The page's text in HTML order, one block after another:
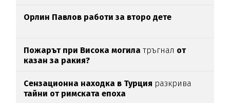
Орлин Павлов работи за второ дете
Пожарът при Висока могила тръгнал от
казан за ракия?
Сензационна находка в Турция разкрива
тайни от римската епоха